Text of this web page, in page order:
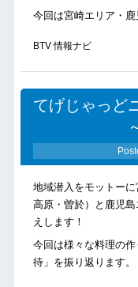
今回は宮崎エリア・鹿
BTV 情報ナビ
てげじゃっど
地域潜入をモットー
高原・曽於）と鹿児
えします！
今回は様々な料理の
待」を振り返ります。